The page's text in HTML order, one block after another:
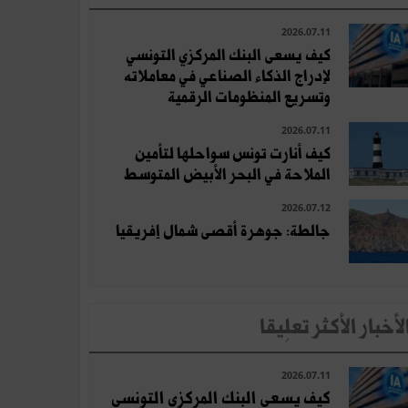
2026.07.11
كيف يسعى البنك المركزي التونسي
لإدراج الذكاء الصناعي في معاملاته
وتسريع المنظومات الرقمية
2026.07.11
كيف أنارت تونس سواحلها لتأمين
الملاحة في البحر الأبيض المتوسط
2026.07.12
جالطة: جوهرة أقصى شمال إفريقيا
الأكثر تعلِيقا
2026.07.11
كيف يسعى البنك المركزي التونسي